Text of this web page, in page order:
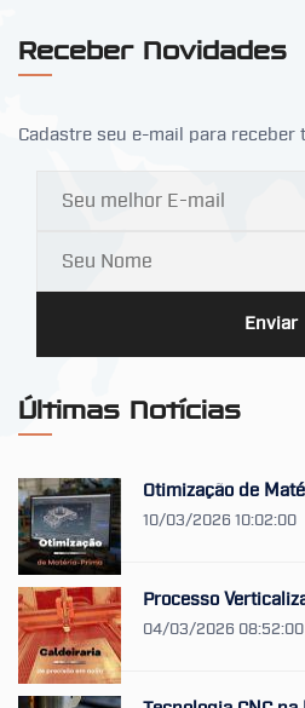
Receber Novidades
Cadastre seu e-mail para receber
Enviar
Últimas Notícias
Otimização de
10/03/2026 10:02:00
Processo
04/03/2026 08:52:00